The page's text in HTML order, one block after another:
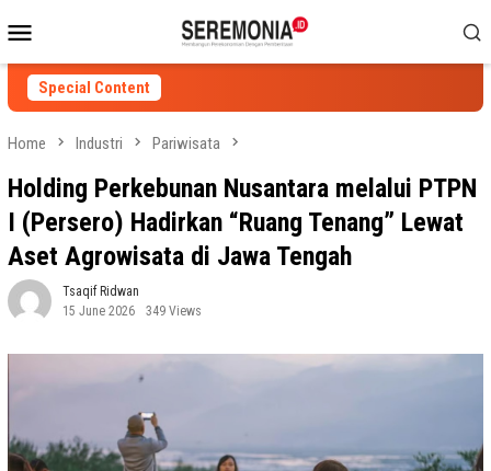
to
contentMenu
Special Content
Home Industri Pariwisata
Holding Perkebunan Nusantara melalui PTPN
I (Persero) Hadirkan “Ruang Tenang” Lewat
Aset Agrowisata di Jawa Tengah
Tsaqif Ridwan
15 June 2026
349 Views